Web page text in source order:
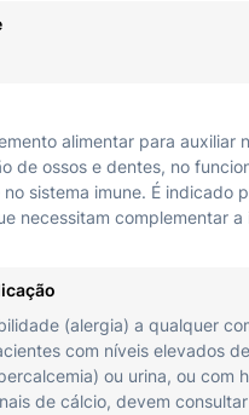
alimentar para auxiliar
de ossos e dentes, no
no sistema imune. É indicado
necessitam complementar a
(alergia) a qualquer
com níveis elevados
ou urina, ou com
de cálcio, devem